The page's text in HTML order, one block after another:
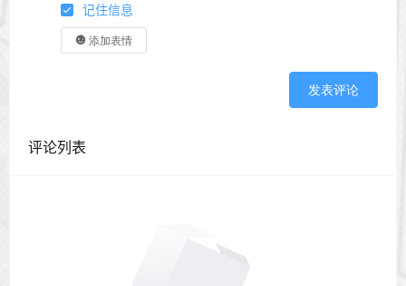
记住信息
添加表情
发表评论
评论列表